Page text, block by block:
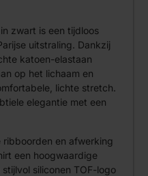
zwart is een tijdloos
uitstraling. Dankzij
katoen-elastaan
op het lichaam en
lichte stretch.
elegantie met een
en afwerking
een hoogwaardige
siliconen TOF-logo